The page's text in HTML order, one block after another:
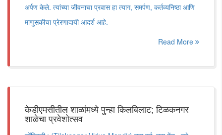
अर्पण केले. त्यांच्या जीवनाचा प्रवास हा त्याग, समर्पण, कर्तव्यनिष्ठा आणि
माणुसकीचा प्रेरणादायी आदर्श आहे.
Read More
केडीएमसीतील शाळांमध्ये पुन्हा किलबिलाट; टिळकनगर
शाळेचा प्रवेशोत्सव